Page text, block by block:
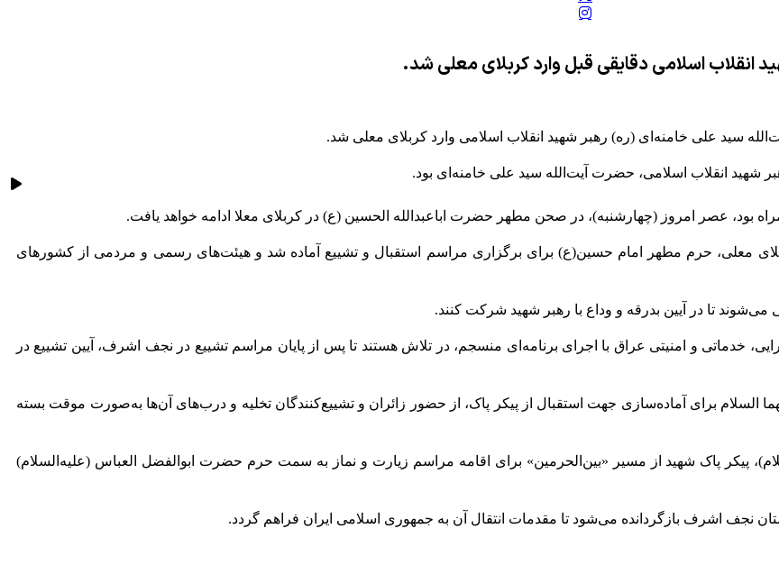
انقلاب اسلامی دقایقی قبل وارد کربلای معلی شد.
سید علی خامنه‌ای (ره) رهبر شهید انقلاب اسلامی وارد کربلای معلی شد.
شهید انقلاب اسلامی، حضرت آیت‌الله سید علی خامنه‌ای بود.
بود، عصر امروز (چهارشنبه)، در صحن مطهر حضرت اباعبدالله الحسین (ع) در کربلای معلا ادامه خواهد یافت.
معلی، حرم مطهر امام حسین(ع) برای برگزاری مراسم استقبال و تشییع آماده شد و هیئت‌های رسمی و مردمی از کشورهای
تا در آیین بدرقه و وداع با رهبر شهید شرکت کنند.
خدماتی و امنیتی عراق با اجرای برنامه‌ای منسجم، در تلاش هستند تا پس از پایان مراسم تشییع در نجف اشرف، آیین تشییع در
برای آماده‌سازی جهت استقبال از پیکر پاک، از حضور زائران و تشییع‌کنندگان تخلیه و درب‌های آن‌ها به‌صورت موقت بسته
پیکر پاک شهید از مسیر «بین‌الحرمین» برای اقامه مراسم زیارت و نماز به سمت حرم حضرت ابوالفضل العباس (علیه‌السلام)
نجف اشرف بازگردانده می‌شود تا مقدمات انتقال آن به جمهوری اسلامی ایران فراهم گردد.